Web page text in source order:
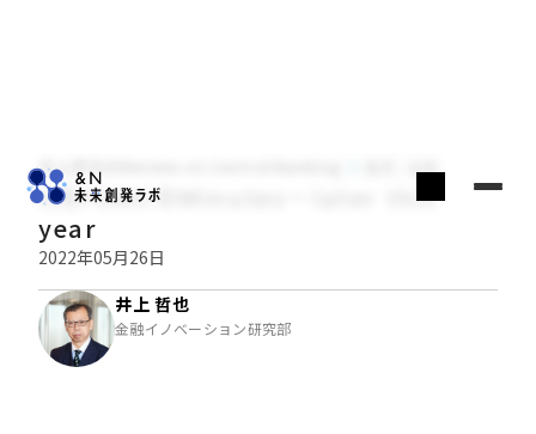
井上哲也のReview on Central Banking
5月FOMCのMinutes－later this
year
2022年05月26日
井上 哲也
金融イノベーション研究部